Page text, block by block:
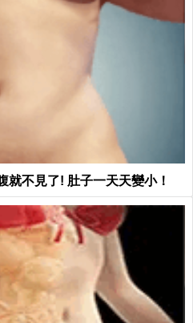
就不見了! 肚子一天天變小！